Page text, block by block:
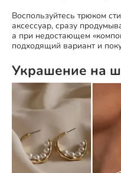
Воспользуйтесь трюком
аксессуар, сразу
а при недостающем
подходящий вариант и
Украшение на